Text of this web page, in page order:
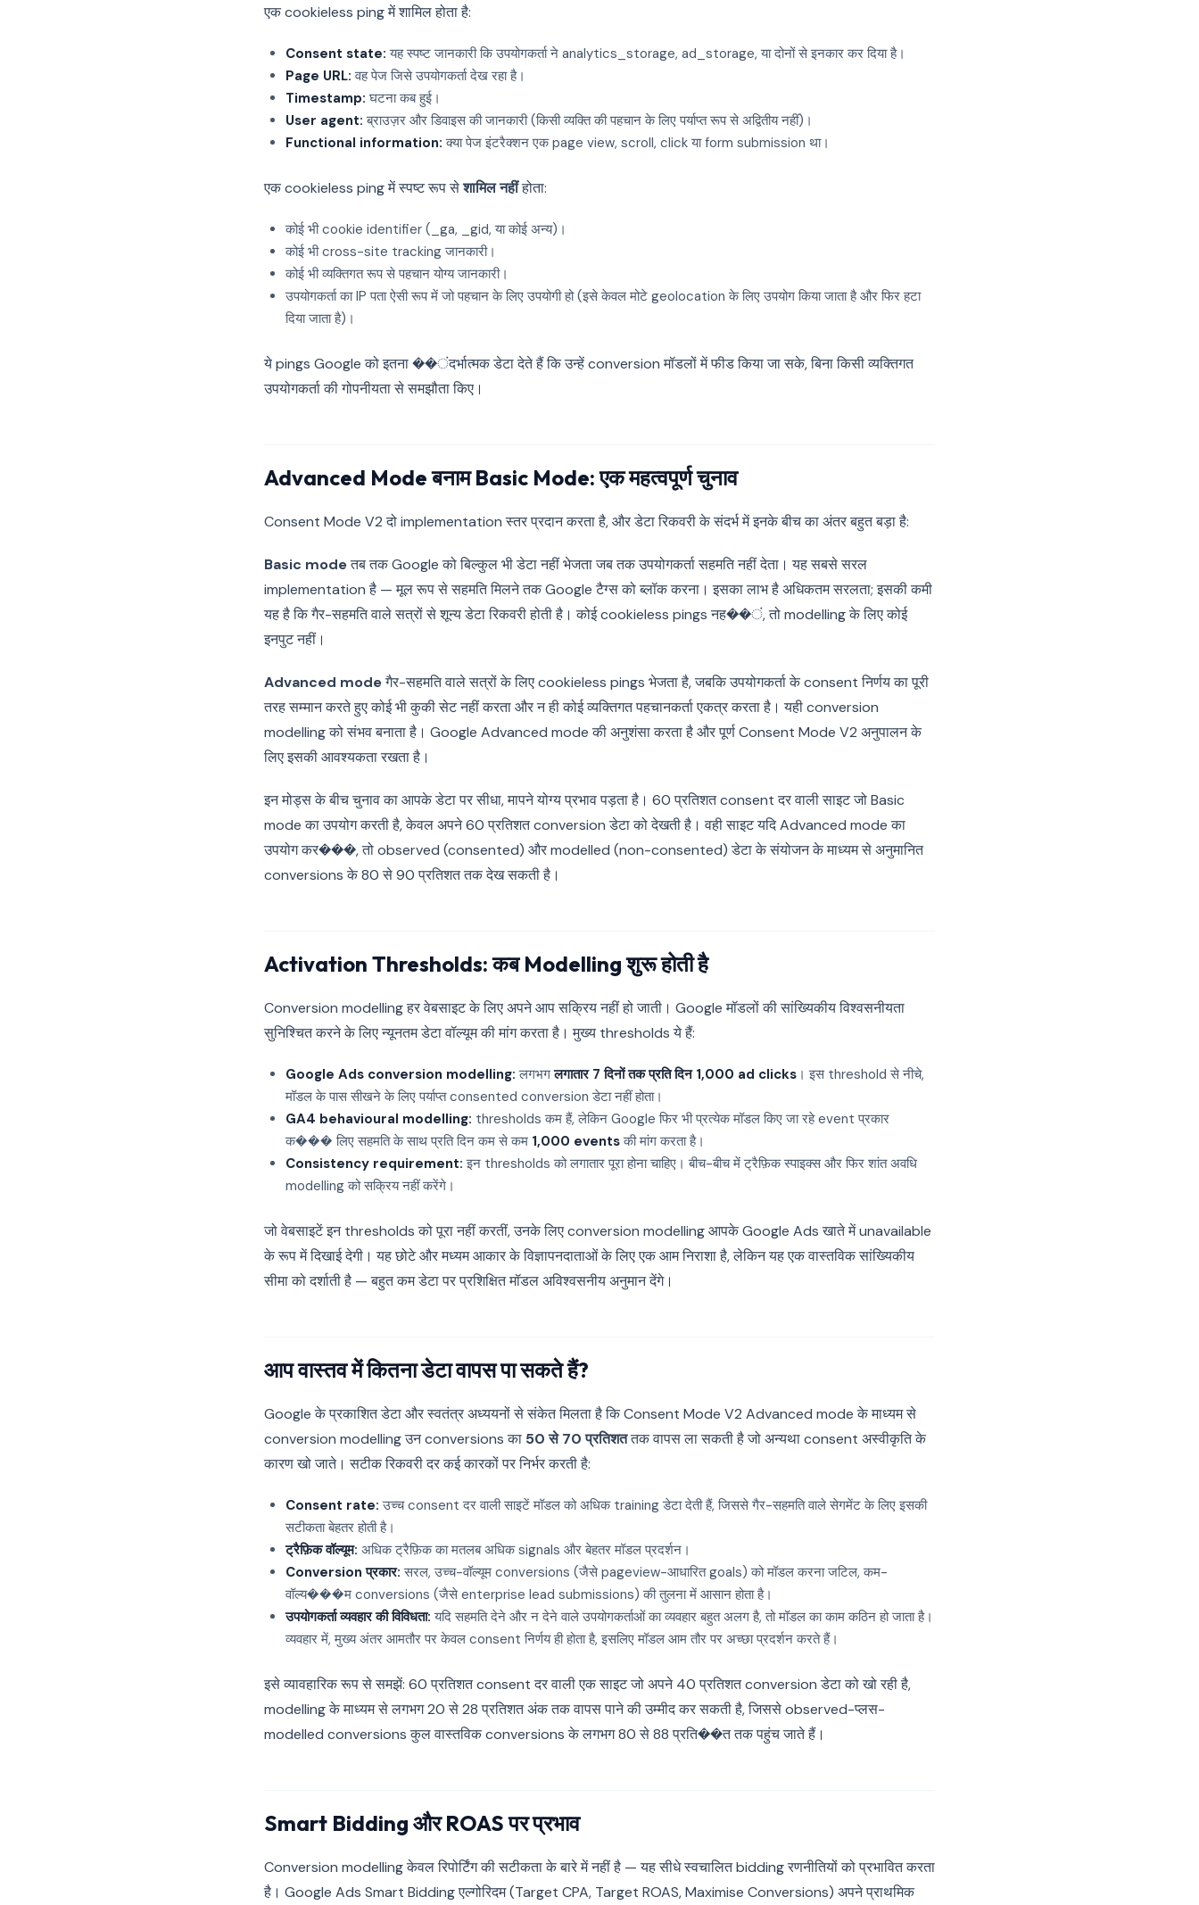
एक cookieless ping में शामिल होता है:
Consent state: यह स्पष्ट जानकारी कि उपयोगकर्ता ने analytics_storage, ad_storage, या दोनों से इनकार कर दिया है।
Page URL: वह पेज जिसे उपयोगकर्ता देख रहा है।
Timestamp: घटना कब हुई।
User agent: ब्राउज़र और डिवाइस की जानकारी (किसी व्यक्ति की पहचान के लिए पर्याप्त रूप से अद्वितीय नहीं)।
Functional information: क्या पेज इंटरैक्शन एक page view, scroll, click या form submission था।
एक cookieless ping में स्पष्ट रूप सेशामिल नहींहोता:
कोई भी cookie identifier (_ga, _gid, या कोई अन्य)।
कोई भी cross-site tracking जानकारी।
कोई भी व्यक्तिगत रूप से पहचान योग्य जानकारी।
उपयोगकर्ता का IP पता ऐसी रूप में जो पहचान के लिए उपयोगी हो (इसे केवल मोटे geolocation के लिए उपयोग किया जाता है और फिर हटा
दिया जाता है)।
ये pings Google को इतना ��ंदर्भात्मक डेटा देते हैं कि उन्हें conversion मॉडलों में फीड किया जा सके, बिना किसी व्यक्तिगत
उपयोगकर्ता की गोपनीयता से समझौता किए।
Advanced Mode बनाम Basic Mode: एक महत्वपूर्ण चुनाव
Consent Mode V2 दो implementation स्तर प्रदान करता है, और डेटा रिकवरी के संदर्भ में इनके बीच का अंतर बहुत बड़ा है:
Basic modeतब तक Google को बिल्कुल भी डेटा नहीं भेजता जब तक उपयोगकर्ता सहमति नहीं देता। यह सबसे सरल
implementation है — मूल रूप से सहमति मिलने तक Google टैग्स को ब्लॉक करना। इसका लाभ है अधिकतम सरलता; इसकी कमी
यह है कि गैर-सहमति वाले सत्रों से शून्य डेटा रिकवरी होती है। कोई cookieless pings नह��ं, तो modelling के लिए कोई
इनपुट नहीं।
Advanced modeगैर-सहमति वाले सत्रों के लिए cookieless pings भेजता है, जबकि उपयोगकर्ता के consent निर्णय का पूरी
तरह सम्मान करते हुए कोई भी कुकी सेट नहीं करता और न ही कोई व्यक्तिगत पहचानकर्ता एकत्र करता है। यही conversion
modelling को संभव बनाता है। Google Advanced mode की अनुशंसा करता है और पूर्ण Consent Mode V2 अनुपालन के
लिए इसकी आवश्यकता रखता है।
इन मोड्स के बीच चुनाव का आपके डेटा पर सीधा, मापने योग्य प्रभाव पड़ता है। 60 प्रतिशत consent दर वाली साइट जो Basic
mode का उपयोग करती है, केवल अपने 60 प्रतिशत conversion डेटा को देखती है। वही साइट यदि Advanced mode का
उपयोग कर���, तो observed (consented) और modelled (non-consented) डेटा के संयोजन के माध्यम से अनुमानित
conversions के 80 से 90 प्रतिशत तक देख सकती है।
Activation Thresholds: कब Modelling शुरू होती है
Conversion modelling हर वेबसाइट के लिए अपने आप सक्रिय नहीं हो जाती। Google मॉडलों की सांख्यिकीय विश्वसनीयता
सुनिश्चित करने के लिए न्यूनतम डेटा वॉल्यूम की मांग करता है। मुख्य thresholds ये हैं:
Google Ads conversion modelling: लगभगलगातार 7 दिनों तक प्रति दिन 1,000 ad clicks । इस threshold से नीचे,
मॉडल के पास सीखने के लिए पर्याप्त consented conversion डेटा नहीं होता।
GA4 behavioural modelling: thresholds कम हैं, लेकिन Google फिर भी प्रत्येक मॉडल किए जा रहे event प्रकार
क��� लिए सहमति के साथ प्रति दिन कम से कम 1,000 eventsकी मांग करता है।
Consistency requirement: इन thresholds को लगातार पूरा होना चाहिए। बीच-बीच में ट्रैफ़िक स्पाइक्स और फिर शांत अवधि
modelling को सक्रिय नहीं करेंगे।
जो वेबसाइटें इन thresholds को पूरा नहीं करतीं, उनके लिए conversion modelling आपके Google Ads खाते में unavailable
के रूप में दिखाई देगी। यह छोटे और मध्यम आकार के विज्ञापनदाताओं के लिए एक आम निराशा है, लेकिन यह एक वास्तविक सांख्यिकीय
सीमा को दर्शाती है — बहुत कम डेटा पर प्रशिक्षित मॉडल अविश्वसनीय अनुमान देंगे।
आप वास्तव में कितना डेटा वापस पा सकते हैं?
Google के प्रकाशित डेटा और स्वतंत्र अध्ययनों से संकेत मिलता है कि Consent Mode V2 Advanced mode के माध्यम से
conversion modelling उन conversions का 50 से 70 प्रतिशततक वापस ला सकती है जो अन्यथा consent अस्वीकृति के
कारण खो जाते। सटीक रिकवरी दर कई कारकों पर निर्भर करती है:
Consent rate: उच्च consent दर वाली साइटें मॉडल को अधिक training डेटा देती हैं, जिससे गैर-सहमति वाले सेगमेंट के लिए इसकी
सटीकता बेहतर होती है।
ट्रैफ़िक वॉल्यूम: अधिक ट्रैफ़िक का मतलब अधिक signals और बेहतर मॉडल प्रदर्शन।
Conversion प्रकार: सरल, उच्च-वॉल्यूम conversions (जैसे pageview-आधारित goals) को मॉडल करना जटिल, कम-
वॉल्य���म conversions (जैसे enterprise lead submissions) की तुलना में आसान होता है।
उपयोगकर्ता व्यवहार की विविधता: यदि सहमति देने और न देने वाले उपयोगकर्ताओं का व्यवहार बहुत अलग है, तो मॉडल का काम कठिन हो जाता है।
व्यवहार में, मुख्य अंतर आमतौर पर केवल consent निर्णय ही होता है, इसलिए मॉडल आम तौर पर अच्छा प्रदर्शन करते हैं।
इसे व्यावहारिक रूप से समझें: 60 प्रतिशत consent दर वाली एक साइट जो अपने 40 प्रतिशत conversion डेटा को खो रही है,
modelling के माध्यम से लगभग 20 से 28 प्रतिशत अंक तक वापस पाने की उम्मीद कर सकती है, जिससे observed-प्लस-
modelled conversions कुल वास्तविक conversions के लगभग 80 से 88 प्रति��त तक पहुंच जाते हैं।
Smart Bidding और ROAS पर प्रभाव
Conversion modelling केवल रिपोर्टिंग की सटीकता के बारे में नहीं है — यह सीधे स्वचालित bidding रणनीतियों को प्रभावित करता
है। Google Ads Smart Bidding एल्गोरिदम (Target CPA, Target ROAS, Maximise Conversions) अपने प्राथमिक